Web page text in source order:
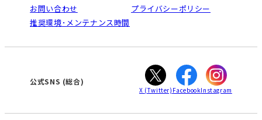
ご利用ガイド
オンライン講座受講の手順
WEBサイトのよくある質問
南大高
犬山
高蔵寺
大垣
津
お問い合わせ
プライバシーポリシー
推奨環境･メンテナンス時間
公式SNS (総合)
X (Twitter) FacebookInstagram